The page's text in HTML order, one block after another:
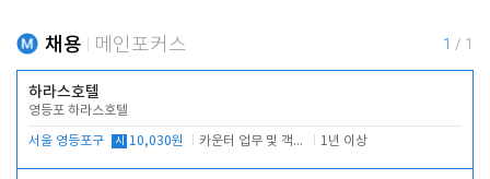
채용 메인포커스 1 / 1
하라스호텔
영등포 하라스호텔
서울 영등포구 시 10,030원 카운터 업무 및 객실관리(청소상태 확인, 객실판매) 1년 이상